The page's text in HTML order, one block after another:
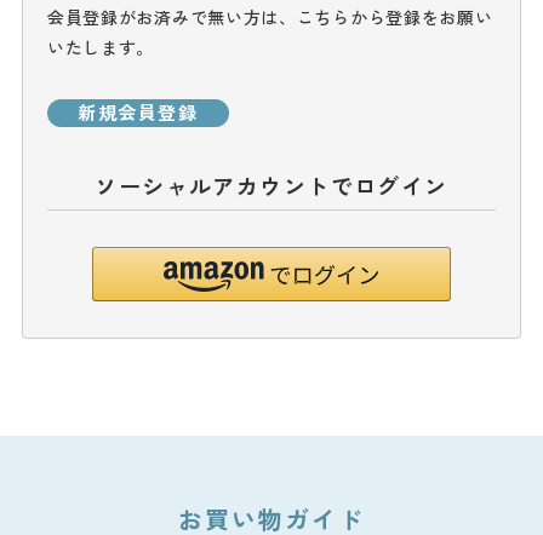
会員登録がお済みで無い方は、こちらから登録をお願い
いたします。
新規会員登録
ソーシャルアカウントでログイン
お買い物ガイド